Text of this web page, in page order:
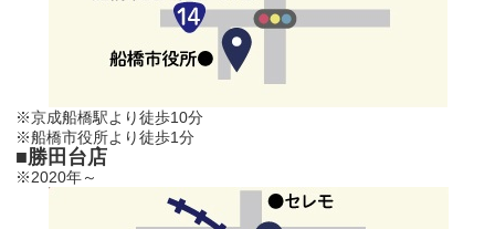
※京成船橋駅より徒歩10分
※船橋市役所より徒歩1分
■勝田台店
※2020年～